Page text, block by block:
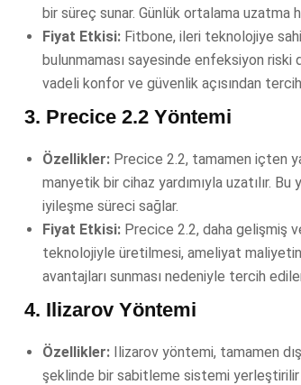
bir süreç sunar. Günlük ortalama uzatma
Fiyat Etkisi: Fitbone, ileri teknolojiye
bulunmaması sayesinde enfeksiyon riski
vadeli konfor ve güvenlik açısından
3. Precice 2.2 Yöntemi
Özellikler: Precice 2.2, tamamen içten
manyetik bir cihaz yardımıyla uzatılır.
iyileşme süreci sağlar.
Fiyat Etkisi: Precice 2.2, daha gelişmiş
teknolojiyle üretilmesi, ameliyat
avantajları sunması nedeniyle tercih
4. Ilizarov Yöntemi
Özellikler: Ilizarov yöntemi, tamamen
şeklinde bir sabitleme sistemi yerleştirilir